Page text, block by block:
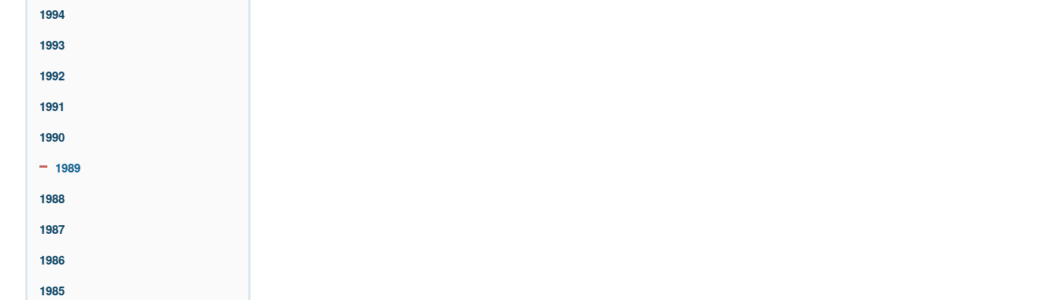
1994
1993
1992
1991
1990
1989
1988
1987
1986
1985